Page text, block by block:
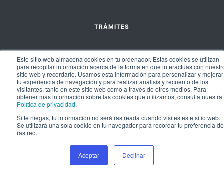
Este sitio web almacena cookies en tu ordenador. Estas cookies se utilizan
para recopilar información acerca de la forma en que interactúas con
sitio web y recordarlo. Usamos esta información para personalizar y mejorar
tu experiencia de navegación y para realizar análisis y recuento de los
visitantes, tanto en este sitio web como a través de otros medios. Para
obtener más información sobre las cookies que utilizamos, consulta nuestra
Política de privacidad.
Si te niegas, tu información no será rastreada cuando visites este sitio web.
Se utilizará una sola cookie en tu navegador para recordar tu preferencia de
rastreo.
Aceptar Declinar
TRÁMITES
Ciudadanía española
Residencia No-Lucrativa
Visa y autorización de trabajo
RECURSOS